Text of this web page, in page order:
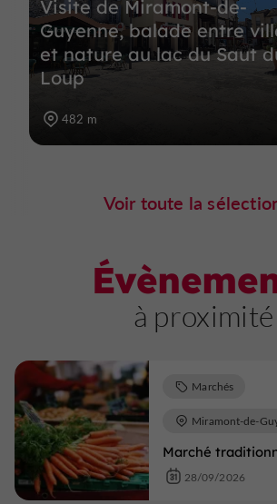
Visite de Miramont-de-
Guyenne, balade entre
et nature au lac du Saut
Loup
482 m
Voir toute la
à proximité
Marché
Marchés
Miramont-de-
28/09/2026